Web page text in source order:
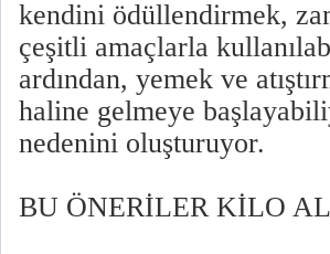
kendini ödüllendirmek,
çeşitli amaçlarla
ardından, yemek ve
haline gelmeye
nedenini oluşturuyor.
BU ÖNERİLER KİLO